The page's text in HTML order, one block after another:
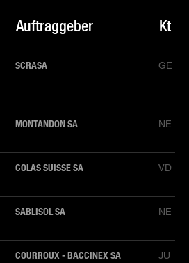
Auftraggeber Kt
SCRASA GE
MONTANDON SA NE
COLAS SUISSE SA VD
SABLISOL SA NE
COURROUX - BACCINEX SA JU